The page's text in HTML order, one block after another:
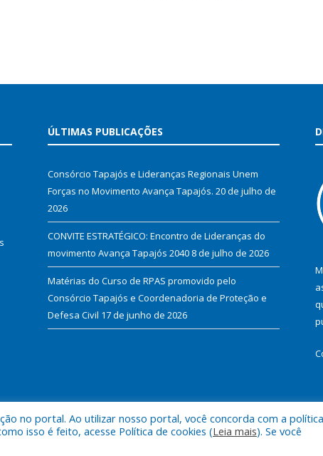
ÚLTIMAS PUBLICAÇÕES
Consórcio Tapajós e Lideranças Regionais Unem
Forças no Movimento Avança Tapajós. 20 de julho de
2026
CONVITE ESTRATÉGICO: Encontro de Lideranças do
movimento Avança Tapajós 2040 8 de julho de 2026
Matérias do Curso de RPAS promovido pelo
Consórcio Tapajós e Coordenadoria de Proteção e
Defesa Civil 17 de junho de 2026
Mapa do Site
no portal. Ao utilizar nosso portal, você concorda com a
isso é feito, acesse Política de cookies (Leia mais). Se você